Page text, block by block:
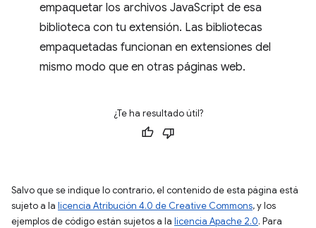
empaquetar los archivos JavaScript de esa
biblioteca con tu extensión. Las bibliotecas
empaquetadas funcionan en extensiones del
mismo modo que en otras páginas web.
¿Te ha resultado útil?
Salvo que se indique lo contrario, el contenido de esta página está
sujeto a la licencia Atribución 4.0 de Creative Commons, y los
ejemplos de código están sujetos a la licencia Apache 2.0. Para